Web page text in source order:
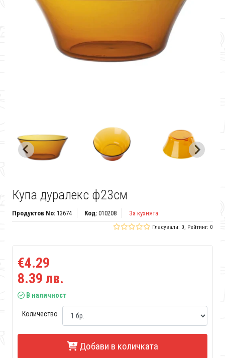
Купа дуралекс ф23см
Продуктов No:13674 Код:010208 За кухнята
Гласували: 0, Рейтинг: 0
€4.29
8.39 лв.
В наличност
Количество
Добави в количката